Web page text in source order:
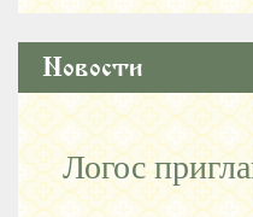
Новости
Логос